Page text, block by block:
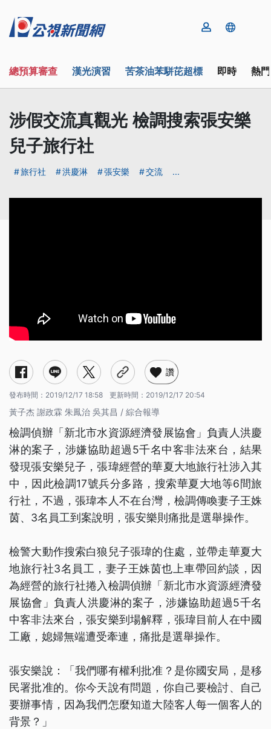
總預算審查 漢光演習 苦茶油苯駢芘超標 即時 熱
涉假交流真觀光 檢調搜索張安樂
兒子旅行社
旅行社 洪慶淋 張安樂 交流 ...
讚
發布時間： 2019/12/17 18:58 更新時間： 2019/12/17 20:54
黃子杰 謝政霖 朱鳳治 吳其昌 / 綜合報導
檢調偵辦「新北市水資源經濟發展協會」負責人洪慶
淋的案子，涉嫌協助超過5千名中客非法來台，結果
發現張安樂兒子，張瑋經營的華夏大地旅行社涉入其
中，因此檢調17號兵分多路，搜索華夏大地等6間旅
行社，不過，張瑋本人不在台灣，檢調傳喚妻子王姝
茵、3名員工到案說明，張安樂則痛批是選舉操作。
檢警大動作搜索白狼兒子張瑋的住處，並帶走華夏大
地旅行社3名員工，妻子王姝茵也上車帶回約談，因
為經營的旅行社捲入檢調偵辦「新北市水資源經濟發
展協會」負責人洪慶淋的案子，涉嫌協助超過5千名
中客非法來台，張安樂到場解釋，張瑋目前人在中國
工廠，媳婦無端遭受牽連，痛批是選舉操作。
張安樂說：「我們哪有權利批准？是你國安局，是移
民署批准的。你今天說有問題，你自己要檢討、自己
要辦事情，因為我們怎麼知道大陸客人每一個客人的
背景？」